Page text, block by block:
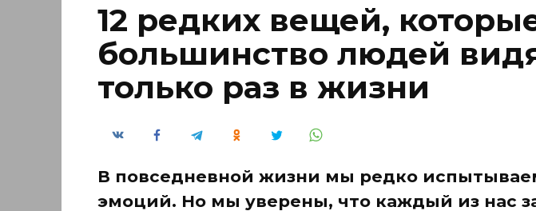
12 редких вещей,
большинство людей
только раз в жизни
В повседневной жизни мы редко
эмоций. Но мы уверены, что каждый из нас